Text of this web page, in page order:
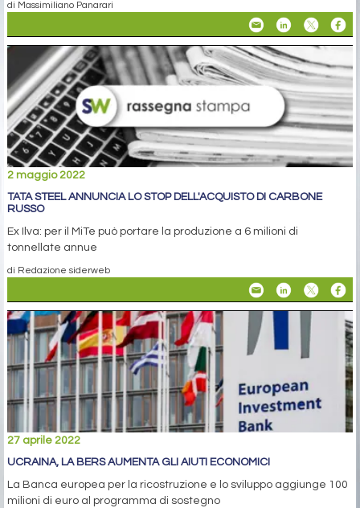
di Massimiliano Panarari
2 maggio 2022
TATA STEEL ANNUNCIA LO STOP DELL'ACQUISTO DI CARBONE
RUSSO
Ex Ilva: per il MiTe può portare la produzione a 6 milioni di
tonnellate annue
di Redazione siderweb
27 aprile 2022
UCRAINA, LA BERS AUMENTA GLI AIUTI ECONOMICI
La Banca europea per la ricostruzione e lo sviluppo aggiunge 100
milioni di euro al programma di sostegno